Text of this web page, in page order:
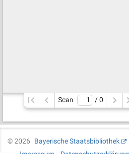
Scan / 0
©2026
Bayerische Staatsbibliothek